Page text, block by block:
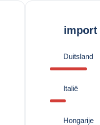
import
Duitsland
Italië
Hongarije